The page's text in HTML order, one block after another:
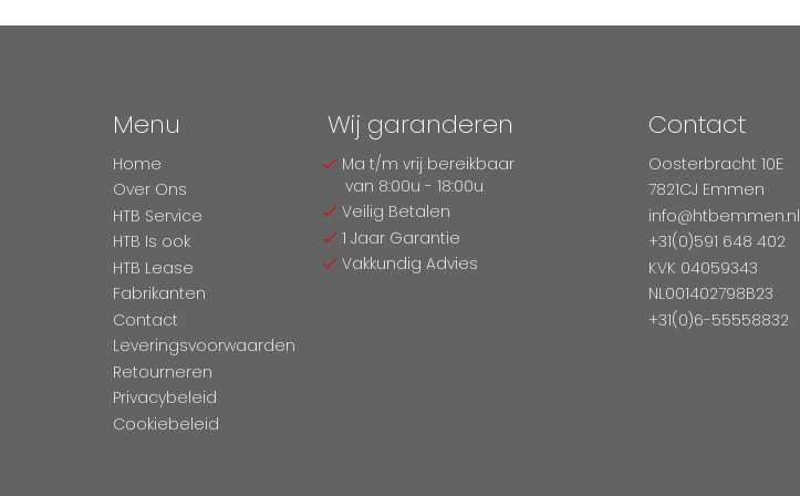
Menu
Home
Over Ons
HTB Service
HTB Is ook
HTB Lease
Fabrikanten
Contact
Leveringsvoorwaarden
Retourneren
Privacybeleid
Cookiebeleid
Wij garanderen
Ma t/m vrij bereikbaar
van 8:00u - 18:00u
Veilig Betalen
1 Jaar Garantie
Vakkundig Advies
Contact
Oosterbracht 10E
7821CJ Emmen
info@htbemmen.nl
+31(0)591 648 402
KVK 04059343
NL001402798B23
+31(0)6-55558832